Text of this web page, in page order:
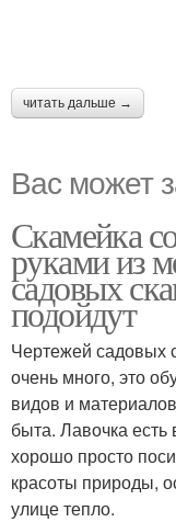
читать дальше →
Вас может
Скамейка
руками из
садовых
подойдут
Чертежей садовых
очень много, это
видов и
быта. Лавочка есть
хорошо просто
красоты природы,
улице тепло.